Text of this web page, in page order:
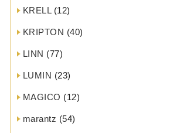
KRELL(12)
KRIPTON (40)
LINN (77)
LUMIN (23)
MAGICO (12)
marantz (54)